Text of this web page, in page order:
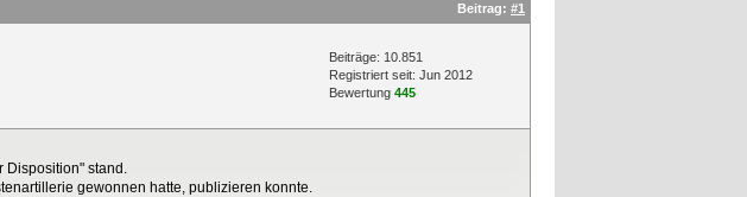
Beitrag: #1
Beiträge: 10.851
Registriert seit: Jun 2012
Bewertung 445
Disposition" stand.
gewonnen hatte, publizieren konnte.